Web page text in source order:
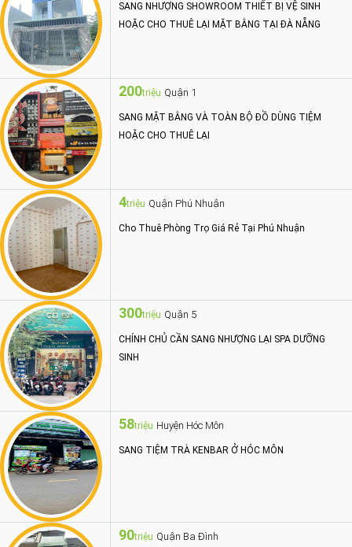
SANG NHƯỢNG SHOWROOM THIẾT BỊ VỆ SINH
HOẶC CHO THUÊ LẠI MẶT BẰNG TẠI ĐÀ NẴNG
200triệu Quận 1
SANG MẶT BẰNG VÀ TOÀN BỘ ĐỒ DÙNG TIỆM
HOẶC CHO THUÊ LẠI
4triệu Quận Phú Nhuận
Cho Thuê Phòng Trọ Giá Rẻ Tại Phú Nhuận
300triệu Quận 5
CHÍNH CHỦ CẦN SANG NHƯỢNG LẠI SPA DƯỠNG
SINH
58triệu Huyện Hóc Môn
SANG TIỆM TRÀ KENBAR Ở HÓC MÔN
90triệu Quận Ba Đình